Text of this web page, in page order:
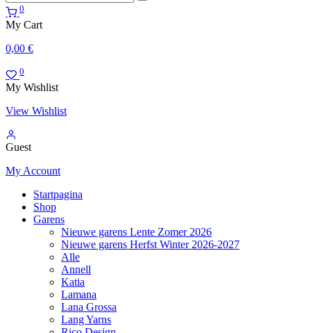
0
My Cart
0,00 €
0
My Wishlist
View Wishlist
Guest
My Account
Startpagina
Shop
Garens
Nieuwe garens Lente Zomer 2026
Nieuwe garens Herfst Winter 2026-2027
Alle
Annell
Katia
Lamana
Lana Grossa
Lang Yarns